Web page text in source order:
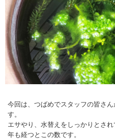
今回は、つばめでスタッフの皆さ
す。
エサやり、水替えをしっかりとさ
年も経つとこの数です。